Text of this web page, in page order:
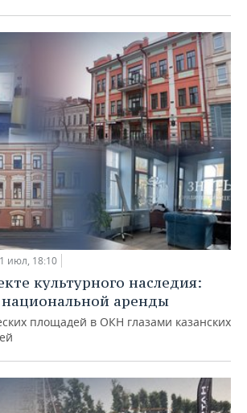
июл, 18:10
культурного наследия:
аренды
площадей в ОКН глазами казанских